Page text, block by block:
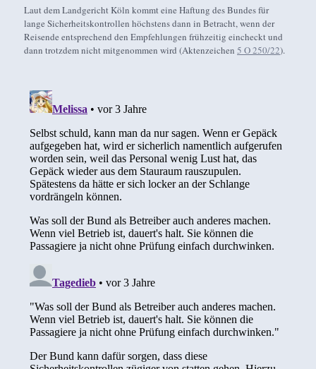
Laut dem Landgericht Köln kommt eine Haftung des Bundes für
lange Sicherheitskontrollen höchstens dann in Betracht, wenn der
Reisende entsprechend den Empfehlungen frühzeitig eincheckt und
dann trotzdem nicht mitgenommen wird (Aktenzeichen5 O 250/22).